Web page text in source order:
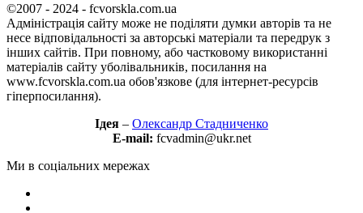
©2007 - 2024 - fcvorskla.com.ua
Адміністрація сайту може не поділяти думки авторів та не
несе відповідальності за авторські матеріали та передрук з
інших сайтів. При повному, або частковому використанні
матеріалів сайту уболівальників, посилання на
www.fcvorskla.com.ua обов'язкове (для інтернет-ресурсів
гіперпосилання).
Ідея – Олександр Стадниченко
E-mail: fcvadmin@ukr.net
Ми в соціальних мережах